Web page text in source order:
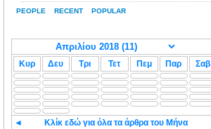
PEOPLE RECENT POPULAR
Κυρ Δευ Τρι Τετ Πεμ Παρ Σαβ
◄ Κλίκ εδώ για όλα τα άρθρα του Μήνα